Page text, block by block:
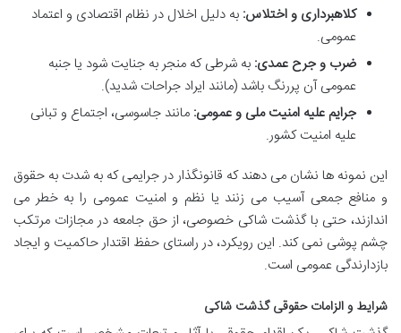
کلاهبرداری و اختلاس: به دلیل اخلال در نظام اقتصادی و اعتماد
عمومی.
ضرب و جرح عمدی: به شرطی که منجر به جنایت شود یا جنبه
عمومی آن پررنگ باشد (مانند ایراد جراحات شدید).
جرایم علیه امنیت ملی و عمومی: مانند جاسوسی، اجتماع و تبانی
علیه امنیت کشور.
این نمونه ها نشان می دهند که قانونگذار در جرایمی که به شدت به حقوق
و منافع جمعی آسیب می زنند یا نظم و امنیت عمومی را به خطر می
اندازند، حتی با گذشت شاکی خصوصی، از حق جامعه در مجازات مرتکب
چشم پوشی نمی کند. این رویکرد، در راستای حفظ اقتدار حاکمیت و ایجاد
بازدارندگی عمومی است.
شرایط و الزامات حقوقی گذشت شاکی